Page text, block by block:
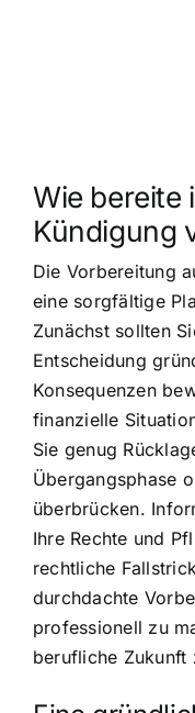
Wie bereite
Kündigung
Die Vorbereitung
eine sorgfältige
Zunächst sollten
Entscheidung
Konsequenzen
finanzielle
Sie genug
Übergangsphase
überbrücken.
Ihre Rechte und
rechtliche
durchdachte
professionell zu
berufliche Zukunft